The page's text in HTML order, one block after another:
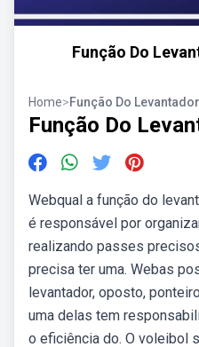
Função Do
Home>Função Do
Função Do
Webqual a função do
é responsável por
realizando passes
precisa ter uma. Webas
levantador, oposto,
uma delas tem
o eficiência do. O voleibol